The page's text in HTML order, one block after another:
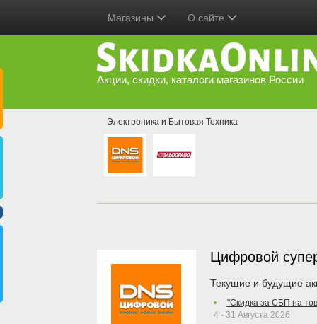
Магазины О сайте
Акции, скидки, каталоги магазинов России
Электроника и Бытовая Техника
Цифровой
Текущие и будущие
"Скидка за СБП на
4 - 31 Августа 2026